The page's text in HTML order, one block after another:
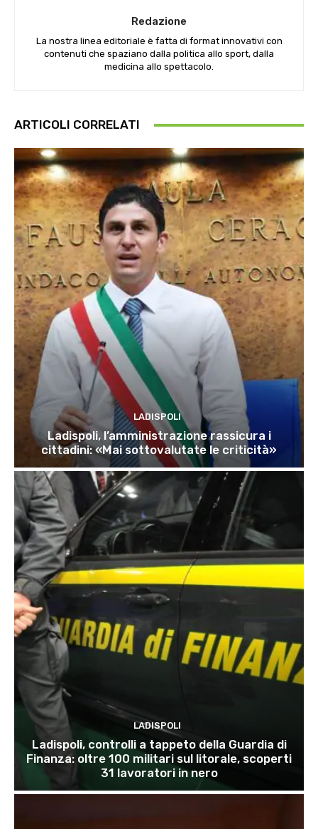
Redazione
La nostra linea editoriale è fatta di format innovativi con
contenuti che spaziano dalla politica allo sport, dalla
medicina allo spettacolo.
ARTICOLI CORRELATI
LADISPOLI
Ladispoli, l’amministrazione rassicura i
cittadini: «Mai sottovalutate le criticità»
LADISPOLI
Ladispoli, controlli a tappeto della Guardia di
Finanza: oltre 100 militari sul litorale, scoperti
31 lavoratori in nero